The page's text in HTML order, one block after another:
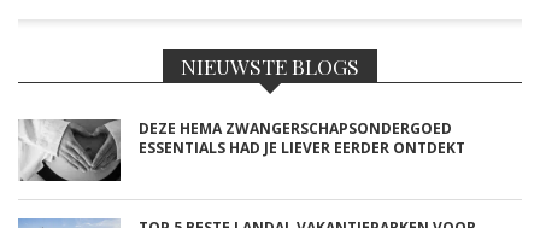
NIEUWSTE BLOGS
DEZE HEMA ZWANGERSCHAPSONDERGOED
ESSENTIALS HAD JE LIEVER EERDER ONTDEKT